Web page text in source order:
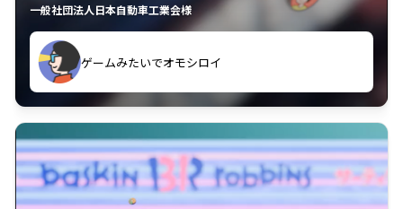
一般社団法人日本自動車工業会様
久々のモーターショーがアプリでもっと楽しめました
ゲームみたいでオモシロイ